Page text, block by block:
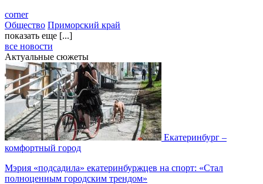
corner
Общество Приморский край
показать еще [...]
все новости
Актуальные сюжеты
Екатеринбург –
комфортный город
Мэрия «подсадила» екатеринбуржцев на спорт: «Стал
полноценным городским трендом»